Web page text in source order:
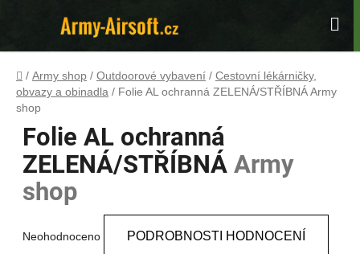
Domů
/ Army shop / Outdoorové vybavení / Cestovní lékárničky,
obvazy a obinadla / Folie AL ochranná ZELENÁ/STŘÍBNÁArmy
shop
Folie AL ochranná
ZELENÁ/STŘÍBNÁArmy
shop
Neohodnoceno PODROBNOSTI HODNOCENÍ